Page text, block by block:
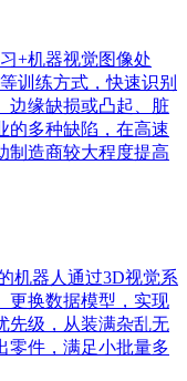
+机器视觉图像处
训练方式，快速识别
边缘缺损或凸起、脏
的多种缺陷，在高速
制造商较大程度提高
机器人通过3D视觉系
更换数据模型，实现
先级，从装满杂乱无
零件，满足小批量多